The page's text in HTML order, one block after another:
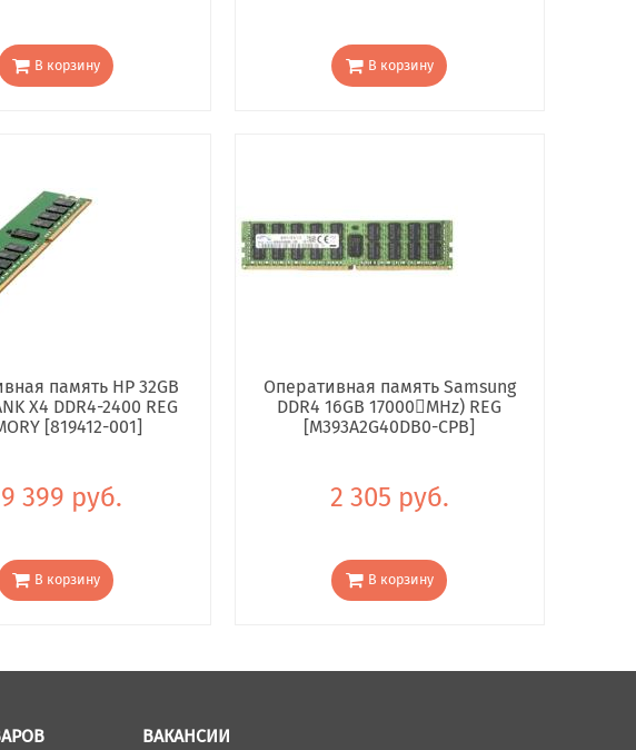
В корзину В корзину
память HP 32GB
X4 DDR4-2400 REG
[819412-001]
399 руб.
В корзину
Оперативная память Samsung
DDR4 16GB 17000񢋕MHz) REG
[M393A2G40DB0-CPB]
2 305 руб.
В корзину
ВАКАНСИИ